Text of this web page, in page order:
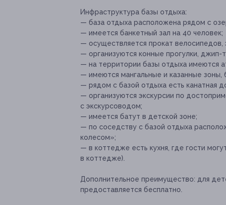
Инфраструктура базы отдыха:
— база отдыха расположена рядом с
— имеется банкетный зал на 40 человек;
— осуществляется прокат
— организуются конные прогулки, джип-
— на территории базы отдыха имеются
— имеются мангальные и казанные зоны,
— рядом с базой отдыха есть канатная
— организуются экскурсии по
с экскурсоводом;
— имеется батут в детской зоне;
— по соседству с базой отдыха
колесом»;
— в коттедже есть кухня, где гости
в коттедже).
Дополнительное преимущество: для
предоставляется бесплатно.